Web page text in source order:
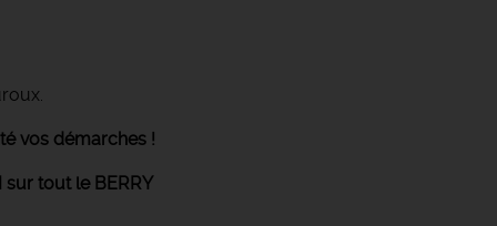
vos démarches !
tout le BERRY